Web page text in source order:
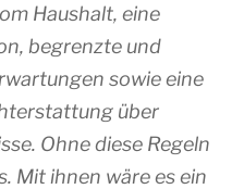
Haushalt, eine
begrenzte und
sowie eine
über
Ohne diese Regeln
Mit ihnen wäre es ein